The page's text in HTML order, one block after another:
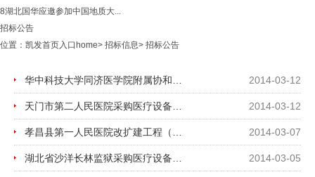
8湖北国华应邀参加中国地质大...
招标公告
位置： 凯发首页入口home> 招标信息> 招标公告
2014-03-12
2014-03-12
2014-03-07
2014-03-05